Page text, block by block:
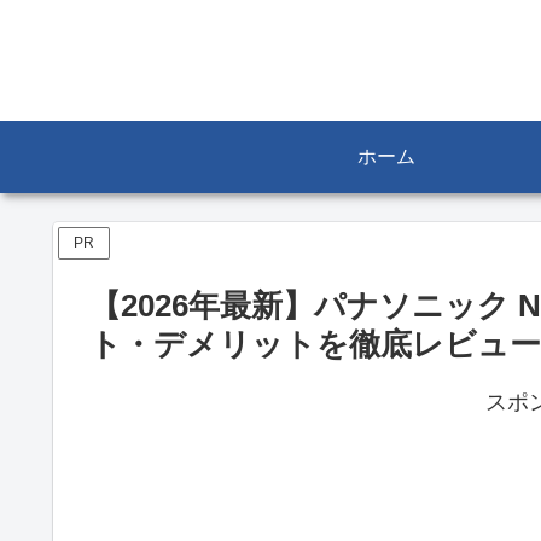
ホーム
PR
【2026年最新】パナソニック
ト・デメリットを徹底レビュー
スポ